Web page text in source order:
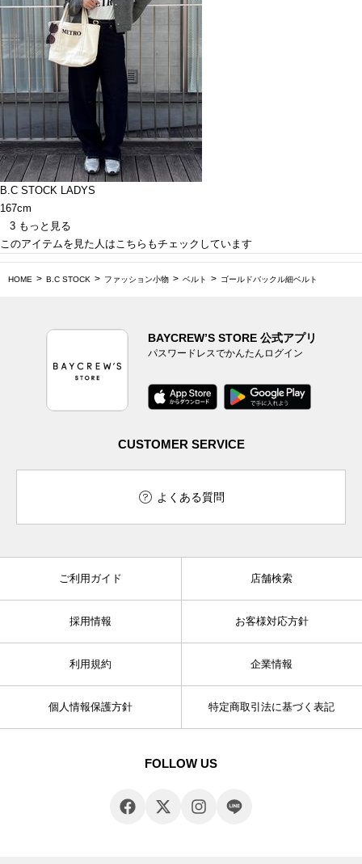
B.C STOCK LADYS
167cm
3 もっと見る
このアイテムを見た人はこちらもチェックしています
HOME B.C STOCK ファッション小物 ベルト ゴールドバックル細ベルト
BAYCREW’S STORE 公式アプリ
パスワードレスでかんたんログイン
CUSTOMER SERVICE
よくある質問
ご利用ガイド 店舗検索
採用情報 お客様対応方針
利用規約 企業情報
個人情報保護方針 特定商取引法に基づく表記
FOLLOW US